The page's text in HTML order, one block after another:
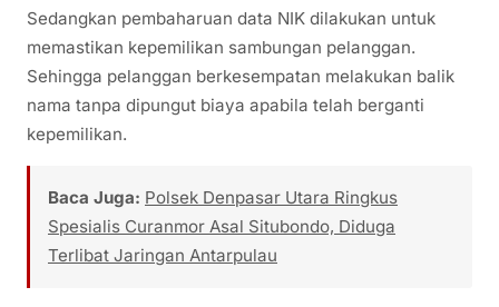
Sedangkan pembaharuan data NIK dilakukan untuk
memastikan kepemilikan sambungan pelanggan.
Sehingga pelanggan berkesempatan melakukan balik
nama tanpa dipungut biaya apabila telah berganti
kepemilikan.
Baca Juga: Polsek Denpasar Utara Ringkus
Spesialis Curanmor Asal Situbondo, Diduga
Terlibat Jaringan Antarpulau